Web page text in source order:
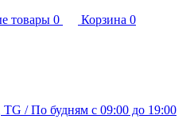
товары 0 Корзина 0
TG / По будням c 09:00 до 19:00